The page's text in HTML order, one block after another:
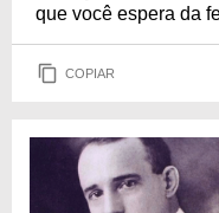
que você espera da
COPIAR